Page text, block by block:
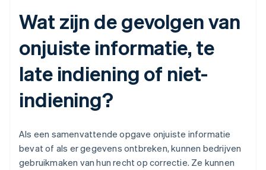
Wat zijn de gevolgen van
onjuiste informatie, te
late indiening of niet-
indiening?
Als een samenvattende opgave onjuiste informatie
bevat of als er gegevens ontbreken, kunnen bedrijven
gebruikmaken van hun recht op correctie. Ze kunnen